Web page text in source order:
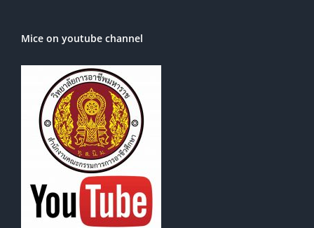
Mice on youtube channel